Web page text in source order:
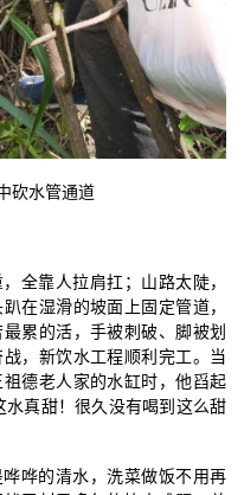
砍水管通道
全靠人拉肩扛；山路太陡，
在湿滑的坡面上固定管道，
累的活，手被刺破、脚被划
，新饮水工程顺利完工。当
德老人家的水缸时，他舀起
水真甜！很久没有喝到这么甜
哗的清水，洗菜做饭不用再